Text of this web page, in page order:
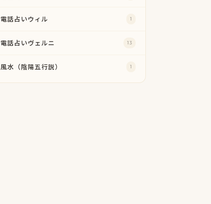
電話占いウィル 1
電話占いヴェルニ 13
風水（陰陽五行説） 1